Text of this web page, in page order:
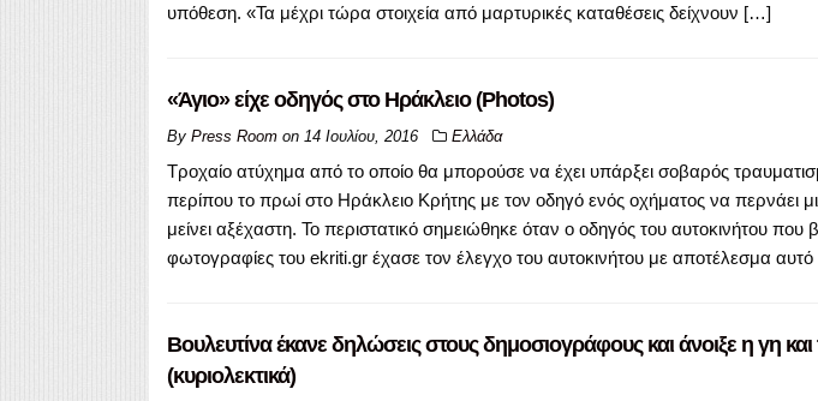
υπόθεση. «Τα μέχρι τώρα στοιχεία από μαρτυρικές καταθέσεις δείχνουν […]
«Άγιο» είχε οδηγός στο Ηράκλειο (Photos)
By Press Roomon 14 Ιουλίου, 2016 Ελλάδα
Τροχαίο ατύχημα από το οποίο θα μπορούσε να έχει υπάρξει σοβαρός
περίπου το πρωί στο Ηράκλειο Κρήτης με τον οδηγό ενός οχήματος να περνάει
μείνει αξέχαστη. Το περιστατικό σημειώθηκε όταν ο οδηγός του αυτοκινήτου που
φωτογραφίες του ekriti.gr έχασε τον έλεγχο του αυτοκινήτου με αποτέλεσμα
Βουλευτίνα έκανε δηλώσεις στους δημοσιογράφους και άνοιξε η γη και
(κυριολεκτικά)